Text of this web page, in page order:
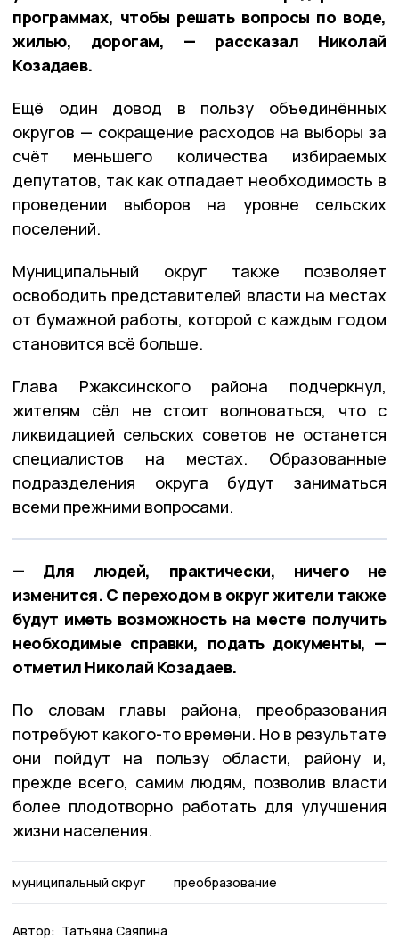
программах, чтобы решать вопросы по воде,
жилью, дорогам, — рассказал Николай
Козадаев.
Ещё один довод в пользу объединённых
округов — сокращение расходов на выборы за
счёт меньшего количества избираемых
депутатов, так как отпадает необходимость в
проведении выборов на уровне сельских
поселений.
Муниципальный округ также позволяет
освободить представителей власти на местах
от бумажной работы, которой с каждым годом
становится всё больше.
Глава Ржаксинского района подчеркнул,
жителям сёл не стоит волноваться, что с
ликвидацией сельских советов не останется
специалистов на местах. Образованные
подразделения округа будут заниматься
всеми прежними вопросами.
— Для людей, практически, ничего не
изменится. С переходом в округ жители также
будут иметь возможность на месте получить
необходимые справки, подать документы, —
отметил Николай Козадаев.
По словам главы района, преобразования
потребуют какого-то времени. Но в результате
они пойдут на пользу области, району и,
прежде всего, самим людям, позволив власти
более плодотворно работать для улучшения
жизни населения.
муниципальный округ преобразование
Автор: Татьяна Саяпина